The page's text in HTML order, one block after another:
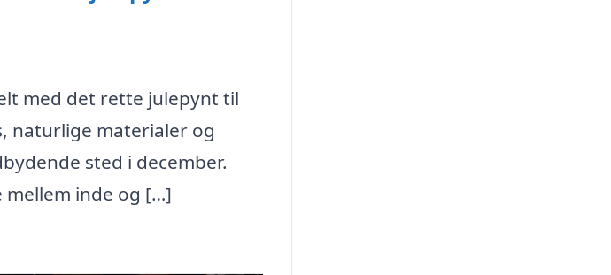
med det rette julepynt til
naturlige materialer og
sted i december.
mellem inde og […]